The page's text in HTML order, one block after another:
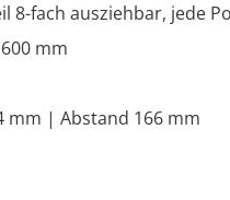
8-fach ausziehbar, jede
mm
mm | Abstand 166 mm